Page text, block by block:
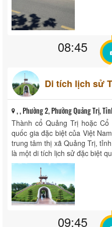
08:45
Di tích lịch sử
, , Phường 2, Phường Quảng Trị,
Thành cổ Quảng Trị hoặc Cổ
quốc gia đặc biệt của Việt
trung tâm thị xã Quảng Trị,
là một di tích lịch sử đặc biệt